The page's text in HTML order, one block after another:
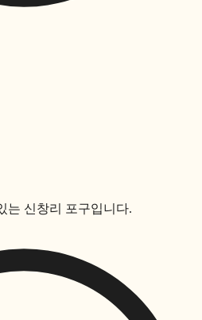
는 신창리 포구입니다.